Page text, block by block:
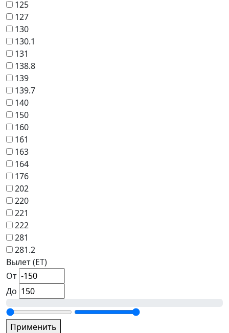
125
127
130
130.1
131
138.8
139
139.7
140
150
160
161
163
164
176
202
220
221
222
281
281.2
Вылет (ET)
От
До
Применить